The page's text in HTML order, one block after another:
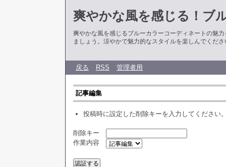
爽やかな風を感じる！ブ
爽やかな風を感じるブルーカラーコーディネートの魅
ましょう。涼やかで魅力的なスタイルを楽しんでくださ
戻る RSS 管理者用
記事編集
投稿時に設定した削除キーを入力してください
削除キー
作業内容